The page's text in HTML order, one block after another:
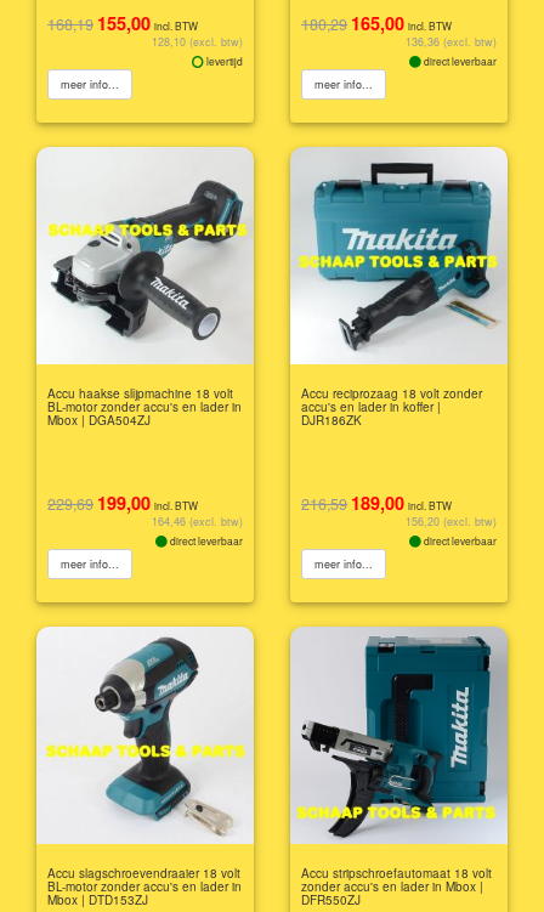
168,19 155,00 incl. BTW
128,10 (excl. btw)
levertijd
meer info...
180,29 165,00 incl. BTW
136,36 (excl. btw)
direct leverbaar
meer info...
Accu haakse slijpmachine 18 volt
BL-motor zonder accu's en lader in
Mbox | DGA504ZJ
229,69 199,00 incl. BTW
164,46 (excl. btw)
direct leverbaar
meer info...
Accu reciprozaag 18 volt zonder
accu's en lader in koffer |
DJR186ZK
216,59 189,00 incl. BTW
156,20 (excl. btw)
direct leverbaar
meer info...
Accu slagschroevendraaier 18 volt
BL-motor zonder accu's en lader in
Mbox | DTD153ZJ
Accu stripschroefautomaat 18 volt
zonder accu's en lader in Mbox |
DFR550ZJ